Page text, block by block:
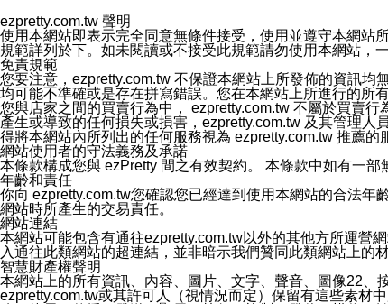
您同意本公司網站，透過您所提供的郵件地址與您取得聯
停止接收這些資料或電子郵件。
十五、訊息通知
本公司/本服務將以通知型訊息傳送重要訊息給您。即使
本公司/本服務傳送之通知型訊息以對您有效且重要的訊
1.LINE 帳號設定的電話號碼與本公司/本服務所傳來的電
2.該 LINE 帳號已在 LINE APP 設定中，同意接收通知型
3.LINE 帳號未封鎖傳送訊息之 LINE 官方帳號。
欲變更通知型訊息的設定，操作如下：
1.點選「主頁」＞「設定」
2.點選「隱私設定」
3.點選「提供使用資料」
4.點選「LINE通知型訊息」
5.開關「接收LINE通知型訊息」
❗️關閉「接收通知型訊息」後，將不會接收到來自任何企
ezpretty.com.tw 聲明
使用本網站即表示完全同意無條件接受，使用並遵守本網站
規範詳列於下。如未閱讀或不接受此規範請勿使用本網站，
免責規範
您要注意，ezpretty.com.tw 不保證本網站上所發佈的資訊
均可能不準確或是存在拼寫錯誤。您在本網站上所進行的所
您與店家之間的買賣行為中， ezpretty.com.tw 不屬於買賣
產生或導致的任何損失或損害，ezpretty.com.tw 及其管理
得將本網站內所列出的任何服務視為 ezpretty.com.tw 推薦
網站使用者的守法義務及承諾
本條款構成您與 ezPretty 間之有效契約。 本條款中如有一
年齡和責任
你向 ezpretty.com.tw您確認您已經達到使用本網站的合法
網站時所產生的交易責任。
網站連結
本網站可能包含有通往ezpretty.com.tw以外的其他方所運營
入通往此類網站的超連結，並非暗示我們贊同此類網站上的
智慧財產權聲明
本網站上的所有資訊、內容、圖片、文字、聲音、圖像22、
ezpretty.com.tw或其許可人（視情況而定）保留有這些素材